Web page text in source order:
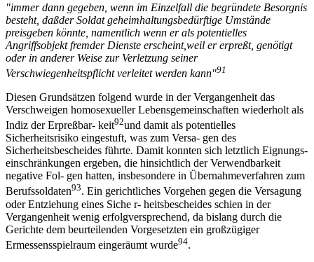
"immer dann gegeben, wenn im Einzelfall die begründete Besorgnis
besteht, daßder Soldat geheimhaltungsbedürftige Umstände
preisgeben könnte, namentlich wenn er als potentielles
Angriffsobjekt fremder Dienste erscheint,weil er erpreßt, genötigt
oder in anderer Weise zur Verletzung seiner
Verschwiegenheitspflicht verleitet werden kann"91
Diesen Grundsätzen folgend wurde in der Vergangenheit das
Verschweigen homosexueller Lebensgemeinschaften wiederholt als
Indiz der Erpreßbar- keit92und damit als potentielles
Sicherheitsrisiko eingestuft, was zum Versa- gen des
Sicherheitsbescheides führte. Damit konnten sich letztlich Eignungs-
einschränkungen ergeben, die hinsichtlich der Verwendbarkeit
negative Fol- gen hatten, insbesondere in Übernahmeverfahren zum
Berufssoldaten93. Ein gerichtliches Vorgehen gegen die Versagung
oder Entziehung eines Siche r- heitsbescheides schien in der
Vergangenheit wenig erfolgversprechend, da bislang durch die
Gerichte dem beurteilenden Vorgesetzten ein großzügiger
Ermessensspielraum eingeräumt wurde94.